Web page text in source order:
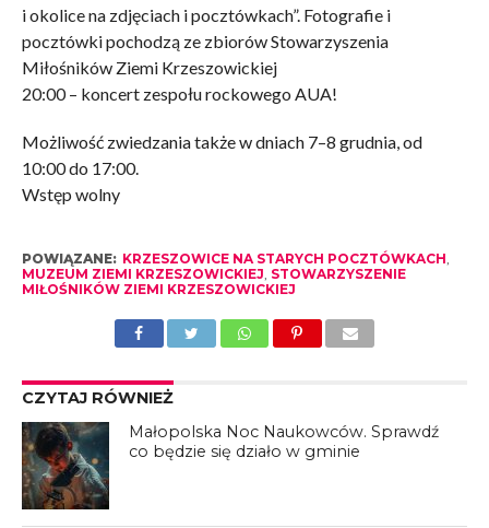
i okolice na zdjęciach i pocztówkach”. Fotografie i
pocztówki pochodzą ze zbiorów Stowarzyszenia
Miłośników Ziemi Krzeszowickiej
20:00 – koncert zespołu rockowego AUA!
Możliwość zwiedzania także w dniach 7–8 grudnia, od
10:00 do 17:00.
Wstęp wolny
POWIĄZANE: KRZESZOWICE NA STARYCH POCZTÓWKACH
MUZEUM ZIEMI KRZESZOWICKIEJ STOWARZYSZENIE
MIŁOŚNIKÓW ZIEMI KRZESZOWICKIEJ
CZYTAJ RÓWNIEŻ
Małopolska Noc Naukowców. Sprawdź
co będzie się działo w gminie